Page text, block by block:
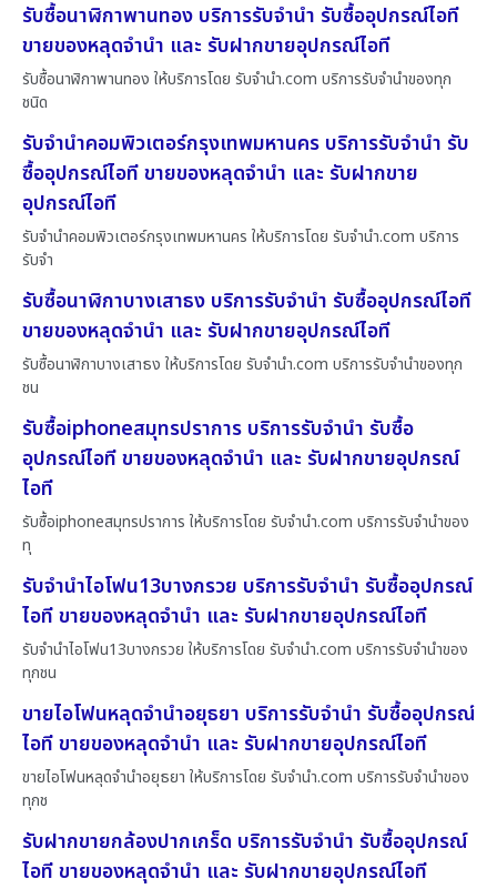
รับซื้อนาฬิกาพานทอง บริการรับจำนำ รับซื้ออุปกรณ์ไอที
ขายของหลุดจำนำ และ รับฝากขายอุปกรณ์ไอที
รับซื้อนาฬิกาพานทอง ให้บริการโดย รับจํานํา.com บริการรับจำนำของทุก
ชนิด
รับจำนำคอมพิวเตอร์กรุงเทพมหานคร บริการรับจำนำ รับ
ซื้ออุปกรณ์ไอที ขายของหลุดจำนำ และ รับฝากขาย
อุปกรณ์ไอที
รับจำนำคอมพิวเตอร์กรุงเทพมหานคร ให้บริการโดย รับจํานํา.com บริการ
รับจำ
รับซื้อนาฬิกาบางเสาธง บริการรับจำนำ รับซื้ออุปกรณ์ไอที
ขายของหลุดจำนำ และ รับฝากขายอุปกรณ์ไอที
รับซื้อนาฬิกาบางเสาธง ให้บริการโดย รับจํานํา.com บริการรับจำนำของทุก
ชน
รับซื้อiphoneสมุทรปราการ บริการรับจำนำ รับซื้อ
อุปกรณ์ไอที ขายของหลุดจำนำ และ รับฝากขายอุปกรณ์
ไอที
รับซื้อiphoneสมุทรปราการ ให้บริการโดย รับจํานํา.com บริการรับจำนำของ
ทุ
รับจำนำไอโฟน13บางกรวย บริการรับจำนำ รับซื้ออุปกรณ์
ไอที ขายของหลุดจำนำ และ รับฝากขายอุปกรณ์ไอที
รับจำนำไอโฟน13บางกรวย ให้บริการโดย รับจํานํา.com บริการรับจำนำของ
ทุกชน
ขายไอโฟนหลุดจำนำอยุธยา บริการรับจำนำ รับซื้ออุปกรณ์
ไอที ขายของหลุดจำนำ และ รับฝากขายอุปกรณ์ไอที
ขายไอโฟนหลุดจำนำอยุธยา ให้บริการโดย รับจํานํา.com บริการรับจำนำของ
ทุกช
รับฝากขายกล้องปากเกร็ด บริการรับจำนำ รับซื้ออุปกรณ์
ไอที ขายของหลุดจำนำ และ รับฝากขายอุปกรณ์ไอที